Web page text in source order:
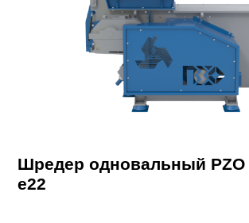
Шредер одновальный PZO
e22